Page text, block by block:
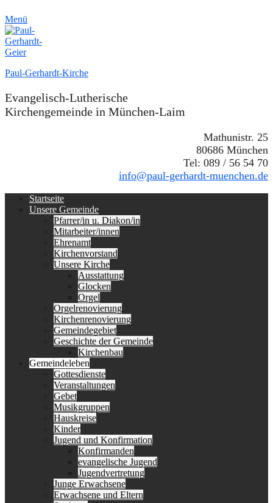
Menü
Paul-Gerhardt-Kirche
Evangelisch-Lutherische
Kirchengemeinde in München-Laim
Mathunistr. 25
80686 München
Tel: 089 / 56 54 70
info@paul-gerhardt-muenchen.de
Erstes
Menü
Startseite
Unsere Gemeinde
Pfarrer/in u. Diakon/in
Mitarbeiter/innen
Ehrenamt
Kirchenvorstand
Unsere Kirche
Ausstattung
Glocken
Orgel
Orgelrenovierung
Kirchenrenovierung
Gemeindegebiet
Geschichte der Gemeinde
Kirchenbau
Gemeindeleben
Gottesdienste
Veranstaltungen
Gebet
Musikgruppen
Hauskreise
Kinder
Jugend und Konfirmation
Konfirmanden
evangelische Jugend
Jugendvertretung
Junge Erwachsene
Erwachsene und Eltern